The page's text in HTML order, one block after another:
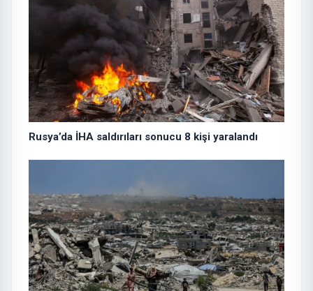
Rusya’da İHA saldırıları sonucu 8 kişi yaralandı